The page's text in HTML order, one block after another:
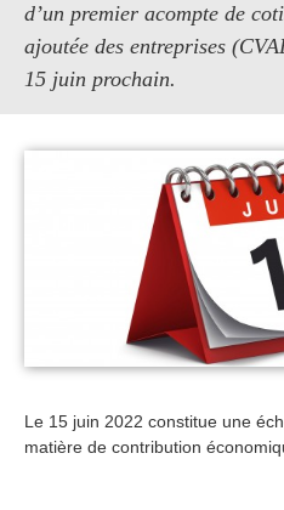
d’un premier acompte de
ajoutée des entreprises
15 juin prochain.
Le 15 juin 2022 constitue une
matière de contribution